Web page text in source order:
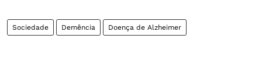
Sociedade Demência Doença de Alzheimer